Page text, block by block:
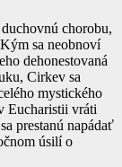
chorobu,
sa neobnoví
dehonestovaná
Cirkev sa
mystického
Eucharistii vráti
prestanú napádať
úsilí o